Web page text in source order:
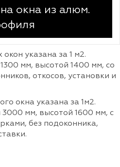
окна из алюм.
указана за 1 м2.
мм, высотой 1400 мм, со
откосов, установки и
окна указана за 1м2.
мм, высотой 1600 мм, с
без подоконника,